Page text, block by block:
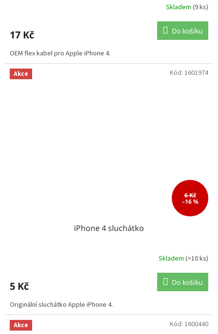
Skladem (9 ks)
17 Kč Do košíku
OEM flex kabel pro Apple iPhone 4.
Akce
6 Kč
–16 %
iPhone 4 sluchátko
Skladem (>10 ks)
5 Kč Do košíku
Originální sluchátko Apple iPhone 4.
Kód: 1601974
Akce Kód: 1600440